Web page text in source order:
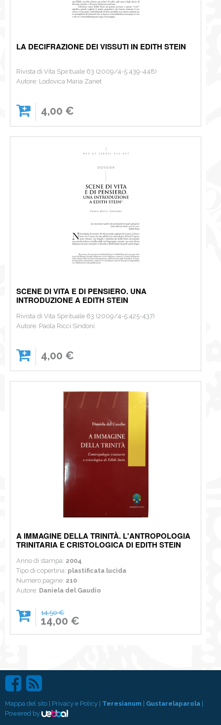
LA DECIFRAZIONE DEI VISSUTI IN EDITH STEIN
Rivista di Vita Spirituale 63 (2009/4-5:439-448)
Autore: Lodovica Maria Zanet
4,00 €
SCENE DI VITA E DI PENSIERO. UNA
INTRODUZIONE A EDITH STEIN
Rivista di Vita Spirituale 63 (2009/4-5:425-437)
Autore: Paola Ricci Sindoni
4,00 €
A IMMAGINE DELLA TRINITÀ. L'ANTROPOLOGIA
TRINITARIA E CRISTOLOGICA DI EDITH STEIN
Anno di stampa: 2004
Tipo di copertina: plastificata lucida
Numero pagine: 210
Autore: Daniela del Gaudio
14,50 €
14,00 €
Mappa del sito | Privacy e Policy | Teresianum | Gustarelaparola |
Powered by